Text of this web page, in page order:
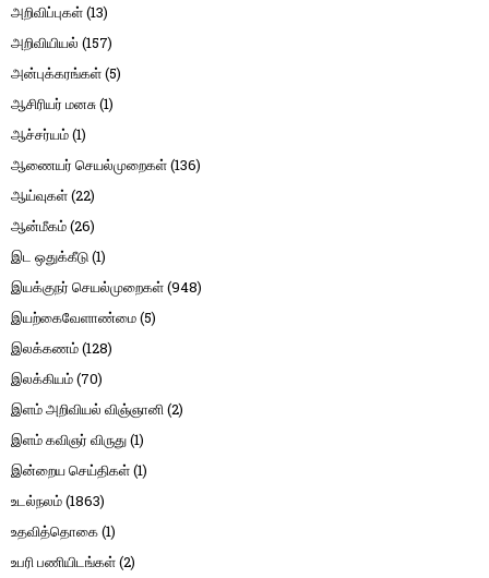
அறிவிப்புகள்(13)
அறிவியியல் (157)
அன்புக்கரங்கள்(5)
ஆசிரியர் மனசு(1)
ஆச்சர்யம்(1)
ஆணையர் செயல்முறைகள்(136)
ஆய்வுகள்(22)
ஆன்மீகம்(26)
இட ஒதுக்கீடு(1)
இயக்குநர் செயல்முறைகள்(948)
இயற்கைவேளாண்மை(5)
இலக்கணம்(128)
இலக்கியம்(70)
இளம் அறிவியல் விஞ்ஞானி(2)
இளம் கவிஞர் விருது(1)
இன்றைய செய்திகள்(1)
உடல்நலம்(1863)
உதவித்தொகை(1)
உபரி பணியிடங்கள்(2)